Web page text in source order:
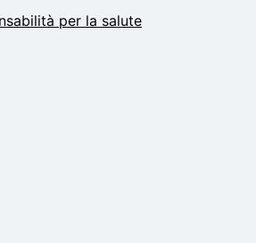
per la salute